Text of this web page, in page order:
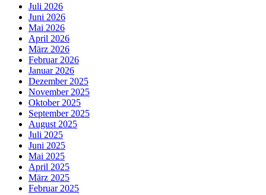
Juli 2026
Juni 2026
Mai 2026
April 2026
März 2026
Februar 2026
Januar 2026
Dezember 2025
November 2025
Oktober 2025
September 2025
August 2025
Juli 2025
Juni 2025
Mai 2025
April 2025
März 2025
Februar 2025